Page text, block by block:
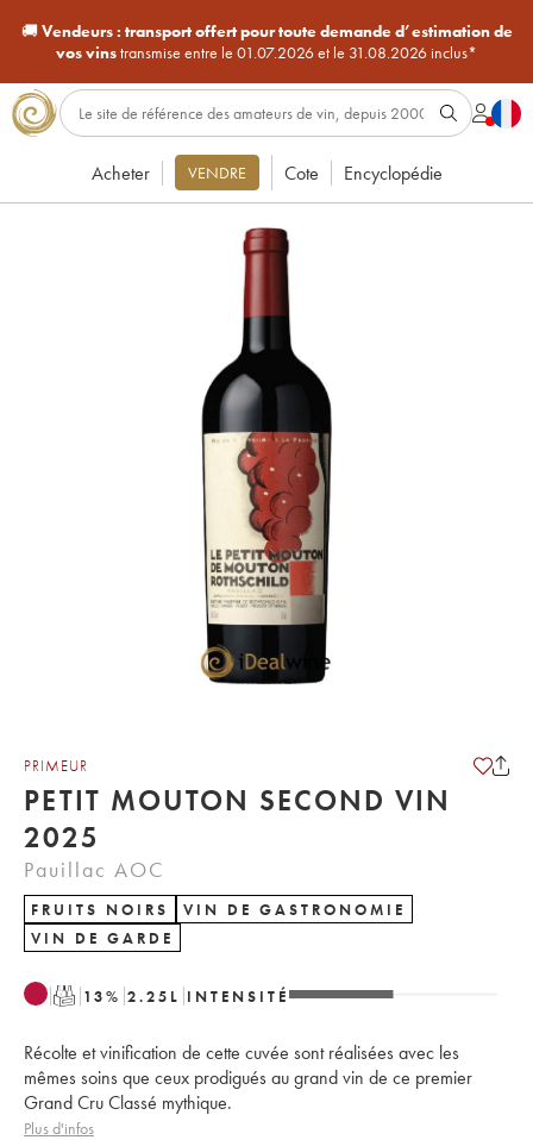
🚚Vendeurs : transport offert pour toute demande d’estimation de
vos vinstransmise entre le 01.07.2026 et le 31.08.2026 inclus*
Acheter VENDRE Cote Encyclopédie
PRIMEUR
PETIT MOUTON SECOND VIN
2025
Pauillac AOC
FRUITS NOIRS
VIN DE GASTRONOMIE
VIN DE GARDE
T 13% 2.25 L INTENSITÉ
Récolte et vinification de cette cuvée sont réalisées avec les
mêmes soins que ceux prodigués au grand vin de ce premier
Grand Cru Classé mythique.
Plus d'infos